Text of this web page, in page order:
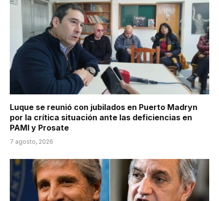
Luque se reunió con jubilados en Puerto Madryn
por la crítica situación ante las deficiencias en
PAMI y Prosate
7 agosto, 2026